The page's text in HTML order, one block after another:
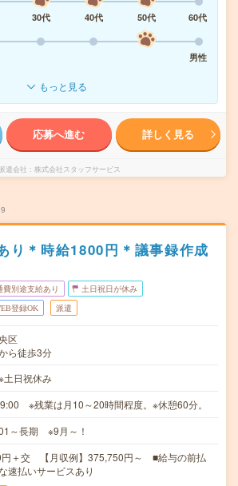
30代 40代 50代
60代
男性
もっと見る
応募へ進む 詳しく見る
遣会社 株式会社スタッフサービス
り＊時給1800円＊議事録作成
費別途支給あり 土日祝日が休み
登録OK 派遣
区
ら徒歩3分
日祝休み
※残業は月10～20時間程度。※休憩60分。
～長期 ※9月～！
円＋交 【月収例】375,750円～ ■給与の前払
速払いサービスあり